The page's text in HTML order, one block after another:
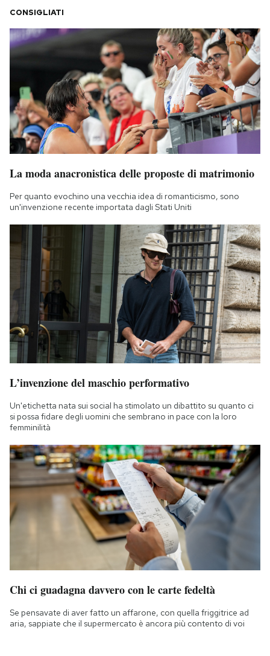
CONSIGLIATI
La moda anacronistica delle proposte di matrimonio
Per quanto evochino una vecchia idea di romanticismo, sono
un'invenzione recente importata dagli Stati Uniti
L’invenzione del maschio performativo
Un'etichetta nata sui social ha stimolato un dibattito su quanto ci
si possa fidare degli uomini che sembrano in pace con la loro
femminilità
Chi ci guadagna davvero con le carte fedeltà
Se pensavate di aver fatto un affarone, con quella friggitrice ad
aria, sappiate che il supermercato è ancora più contento di voi